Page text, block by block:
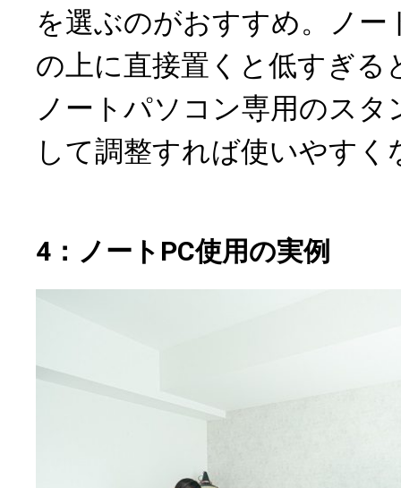
を選ぶのがおすすめ。ノー
の上に直接置くと低すぎる
ノートパソコン専用のス
して調整すれば使いやすく
4：ノートPC使用の実例